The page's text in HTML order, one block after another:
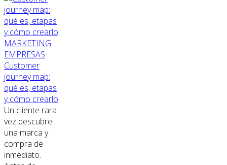
MARKETING
EMPRESAS
Customer
journey map:
qué es, etapas
y cómo crearlo
Un cliente rara
vez descubre
una marca y
compra de
inmediato.